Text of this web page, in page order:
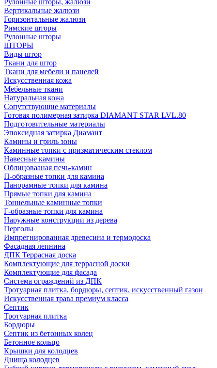
Вертикальные жалюзи
Горизонтальные жалюзи
Римские шторы
Рулонные шторы
ШТОРЫ
Виды штор
Ткани для штор
Ткани для мебели и панелей
Искусственная кожа
Мебельные ткани
Натуральная кожа
Сопутствующие материалы
Готовая полимерная затирка DIAMANT STAR LVL.80
Подготовительные материалы
Эпоксидная затирка Диамант
Камины и гриль зоны
Каминные топки с призматическим стеклом
Навесные камины
Облицовааная печь-камин
П-образные топки для камина
Панорамные топки для камина
Прямые топки для камина
Тоннельные каминные топки
Г-образные топки для камина
Наружные конструкции из дерева
Перголы
Импрегнированная древесина и термодоска
Фасадная лепнина
ДПК Террасная доска
Комплектующие для террасной доски
Комплектующие для фасада
Система ограждений из ДПК
Тротуарная плитка, бордюры, септик, искусственный газон
Искусственная трава премиум класса
Септик
Тротуарная плитка
Бордюры
Септик из бетонных колец
Бетонное кольцо
Крышки для колодцев
Днища колодцев